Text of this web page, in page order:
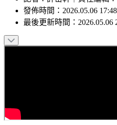
發佈時間： 2026.05.06 17:48
最後更新時間： 2026.05.06